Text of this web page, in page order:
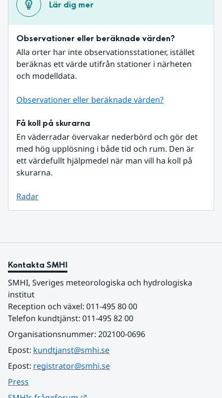
Lär dig mer
Observationer eller beräknade värden?
Alla orter har inte observationsstationer, istället
beräknas ett värde utifrån stationer i närheten
och modelldata.
Observationer eller beräknade värden?
Få koll på skurarna
En väderradar övervakar nederbörd och gör det
med hög upplösning i både tid och rum. Den är
ett värdefullt hjälpmedel när man vill ha koll på
skurarna.
Radar
Kontakta SMHI
SMHI, Sveriges meteorologiska och hydrologiska
institut
Reception och växel: 011-495 80 00
Telefon kundtjänst: 011-495 82 00
Organisationsnummer: 202100-0696
Epost: kundtjanst@smhi.se
Epost: registrator@smhi.se
Press